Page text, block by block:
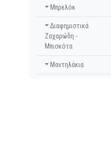
Μπρελόκ
Διαφημιστικά
Ζαχαρώδη -
Μπισκότα
Μαντηλάκια